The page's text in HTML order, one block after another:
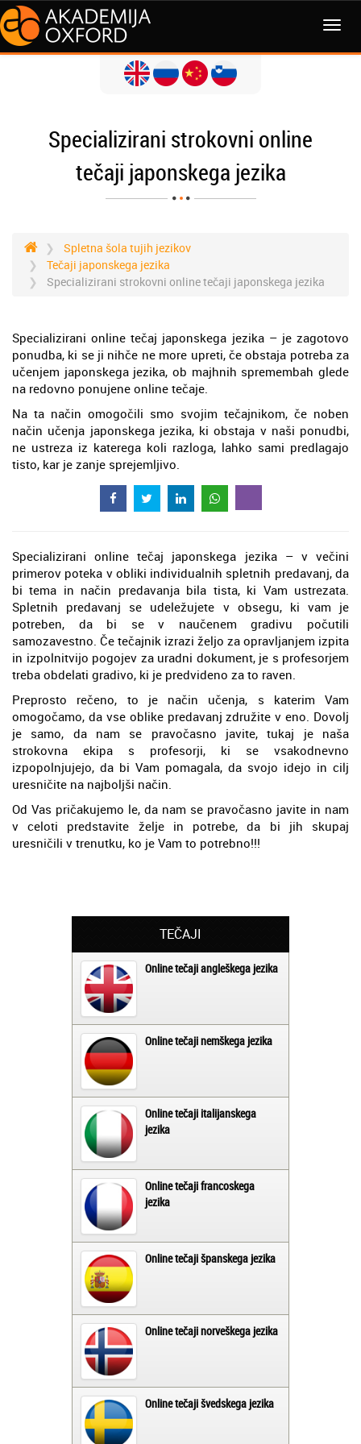
MENI
Specializirani strokovni online
tečaji japonskega jezika
Spletna šola tujih jezikov
Tečaji japonskega jezika
Specializirani strokovni online tečaji japonskega jezika
Specializirani online tečaj japonskega jezika – je zagotovo
ponudba, ki se ji nihče ne more upreti, če obstaja potreba za
učenjem japonskega jezika, ob majhnih spremembah glede
na redovno ponujene online tečaje.
Na ta način omogočili smo svojim tečajnikom, če noben
način učenja japonskega jezika, ki obstaja v naši ponudbi,
ne ustreza iz katerega koli razloga, lahko sami predlagajo
tisto, kar je zanje sprejemljivo.
Specializirani online tečaj japonskega jezika – v večini
primerov poteka v obliki individualnih spletnih predavanj, da
bi tema in način predavanja bila tista, ki Vam ustrezata.
Spletnih predavanj se udeležujete v obsegu, ki vam je
potreben, da bi se v naučenem gradivu počutili
samozavestno. Če tečajnik izrazi željo za opravljanjem izpita
in izpolnitvijo pogojev za uradni dokument, je s profesorjem
treba obdelati gradivo, ki je predvideno za to raven.
Preprosto rečeno, to je način učenja, s katerim Vam
omogočamo, da vse oblike predavanj združite v eno. Dovolj
je samo, da nam se pravočasno javite, tukaj je naša
strokovna ekipa s profesorji, ki se vsakodnevno
izpopolnjujejo, da bi Vam pomagala, da svojo idejo in cilj
uresničite na najboljši način.
Od Vas pričakujemo le, da nam se pravočasno javite in nam
v celoti predstavite želje in potrebe, da bi jih skupaj
uresničili v trenutku, ko je Vam to potrebno!!!
TEČAJI
Online tečaji angleškega jezika
Online tečaji nemškega jezika
Online tečaji italijanskega
jezika
Online tečaji francoskega
jezika
Online tečaji španskega jezika
Online tečaji norveškega jezika
Online tečaji švedskega jezika